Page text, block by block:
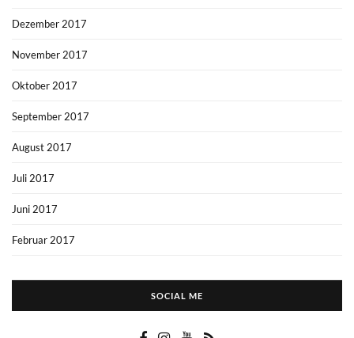
Dezember 2017
November 2017
Oktober 2017
September 2017
August 2017
Juli 2017
Juni 2017
Februar 2017
SOCIAL ME